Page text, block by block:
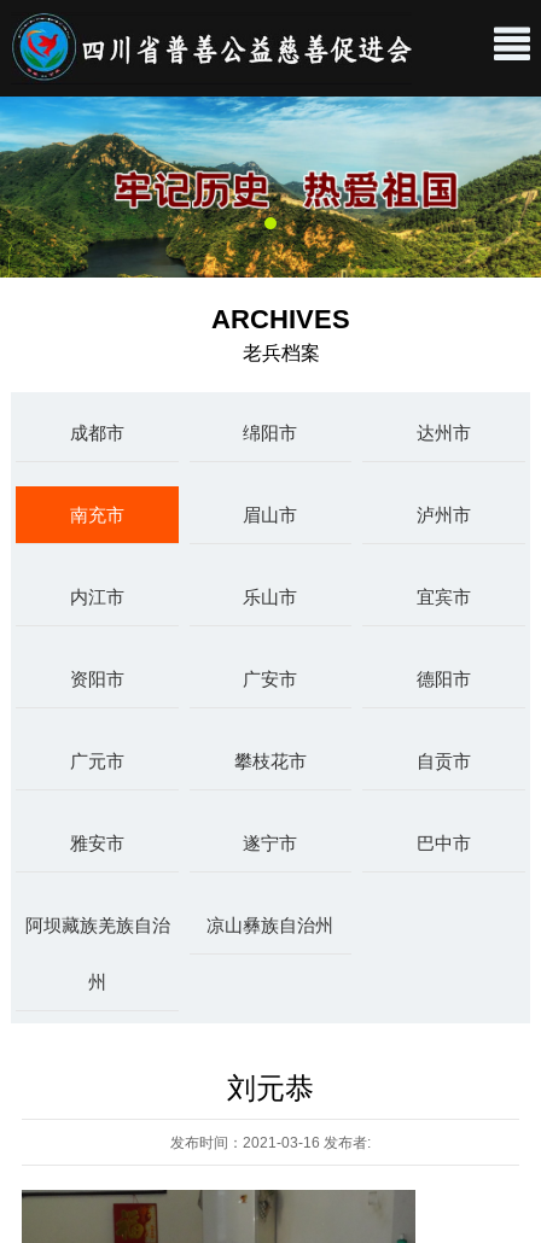
ARCHIVES
老兵档案
成都市 绵阳市 达州市
南充市 眉山市 泸州市
内江市 乐山市 宜宾市
资阳市 广安市 德阳市
广元市 攀枝花市 自贡市
雅安市 遂宁市 巴中市
阿坝藏族羌族自治
州
凉山彝族自治州
刘元恭
发布时间：2021-03-16 发布者: